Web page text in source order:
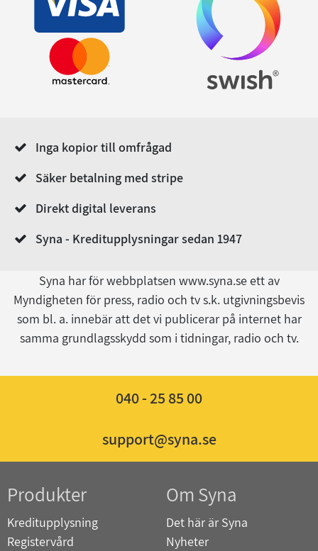
Inga kopior till omfrågad
Säker betalning med stripe
Direkt digital leverans
Syna - Kreditupplysningar sedan 1947
Syna har för webbplatsen www.syna.se ett av
Myndigheten för press, radio och tv s.k. utgivningsbevis
som bl. a. innebär att det vi publicerar på internet har
samma grundlagsskydd som i tidningar, radio och tv.
040 - 25 85 00
support@syna.se
Produkter
Kreditupplysning
Registervård
Om Syna
Det här är Syna
Nyheter